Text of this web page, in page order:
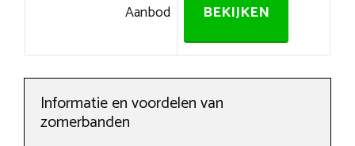
Aanbod BEKIJKEN
Informatie en voordelen van
zomerbanden